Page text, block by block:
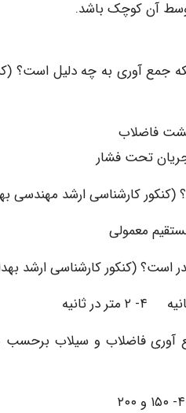
جمع آوری به چه دلیل است؟
فاضلاب و سیلاب برحسب